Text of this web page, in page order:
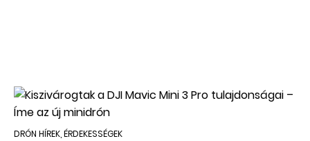
DRÓN HÍREK, ÉRDEKESSÉGEK